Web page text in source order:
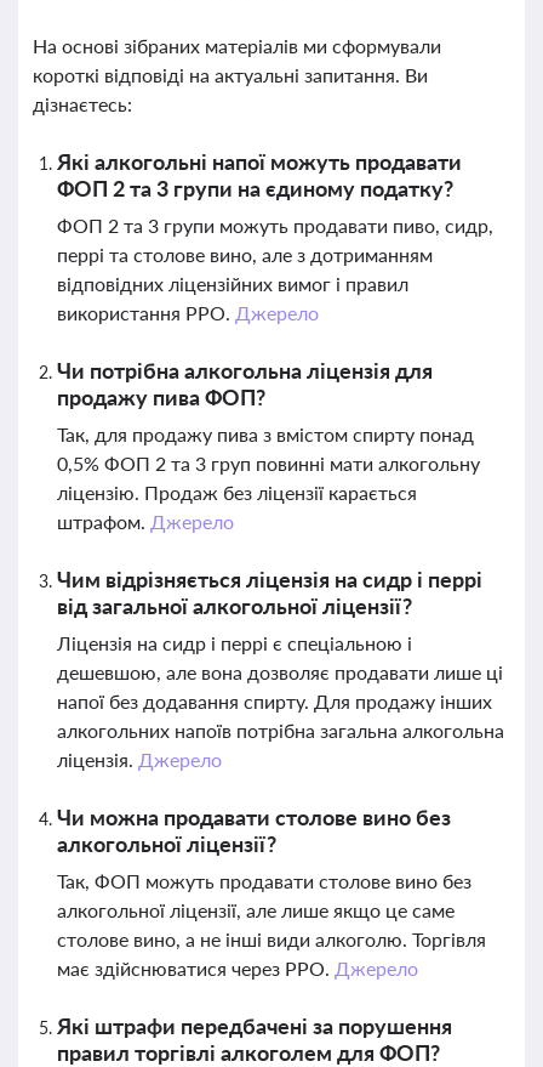
На основі зібраних матеріалів ми сформували
короткі відповіді на актуальні запитання. Ви
дізнаєтесь:
Які алкогольні напої можуть продавати
ФОП 2 та 3 групи на єдиному податку?
ФОП 2 та 3 групи можуть продавати пиво, сидр,
перрі та столове вино, але з дотриманням
відповідних ліцензійних вимог і правил
використання РРО. Джерело
Чи потрібна алкогольна ліцензія для
продажу пива ФОП?
Так, для продажу пива з вмістом спирту понад
0,5% ФОП 2 та 3 груп повинні мати алкогольну
ліцензію. Продаж без ліцензії карається
штрафом. Джерело
Чим відрізняється ліцензія на сидр і перрі
від загальної алкогольної ліцензії?
Ліцензія на сидр і перрі є спеціальною і
дешевшою, але вона дозволяє продавати лише ці
напої без додавання спирту. Для продажу інших
алкогольних напоїв потрібна загальна алкогольна
ліцензія. Джерело
Чи можна продавати столове вино без
алкогольної ліцензії?
Так, ФОП можуть продавати столове вино без
алкогольної ліцензії, але лише якщо це саме
столове вино, а не інші види алкоголю. Торгівля
має здійснюватися через РРО. Джерело
Які штрафи передбачені за порушення
правил торгівлі алкоголем для ФОП?